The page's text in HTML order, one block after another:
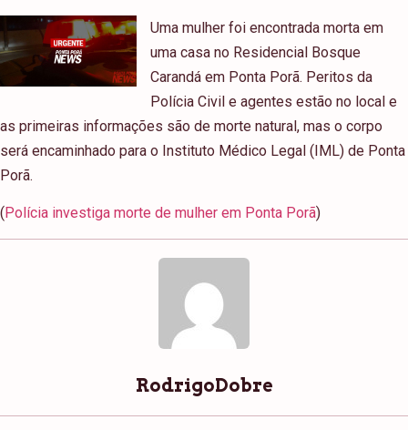
Uma mulher foi encontrada morta em
uma casa no Residencial Bosque
Carandá em Ponta Porã. Peritos da
Polícia Civil e agentes estão no local e
as primeiras informações são de morte natural, mas o corpo
será encaminhado para o Instituto Médico Legal (IML) de Ponta
Porã.
( Polícia investiga morte de mulher em Ponta Porã)
RodrigoDobre